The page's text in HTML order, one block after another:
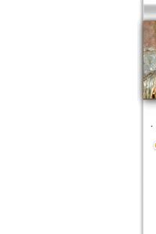
．